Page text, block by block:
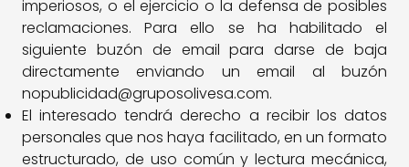
imperiosos, o el ejercicio o la defensa de posibles
reclamaciones. Para ello se ha habilitado el
siguiente buzón de email para darse de baja
directamente enviando un email al buzón
nopublicidad@gruposolivesa.com.
El interesado tendrá derecho a recibir los datos
personales que nos haya facilitado, en un formato
estructurado, de uso común y lectura mecánica,